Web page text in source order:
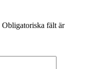
Obligatoriska fält är